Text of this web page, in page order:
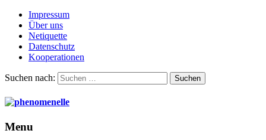
Impressum
Über uns
Netiquette
Datenschutz
Kooperationen
Suchen nach:
Menu